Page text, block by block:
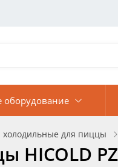
оборудование
холодильные для пиццы